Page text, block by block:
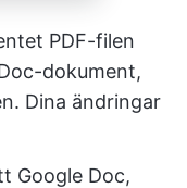
PDF-filen
dokument,
Dina ändringar
Google Doc,